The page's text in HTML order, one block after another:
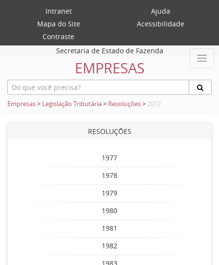
Intranet
Ajuda
Mapa do Site
Acessibilidade
Contraste
Secretaria de Estado de Fazenda
EMPRESAS
Empresas> Legislação Tributária> Resoluções> 2012
RESOLUÇÕES
1977
1978
1979
1980
1981
1982